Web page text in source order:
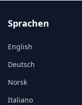
Sprachen
English
Deutsch
Norsk
Italiano